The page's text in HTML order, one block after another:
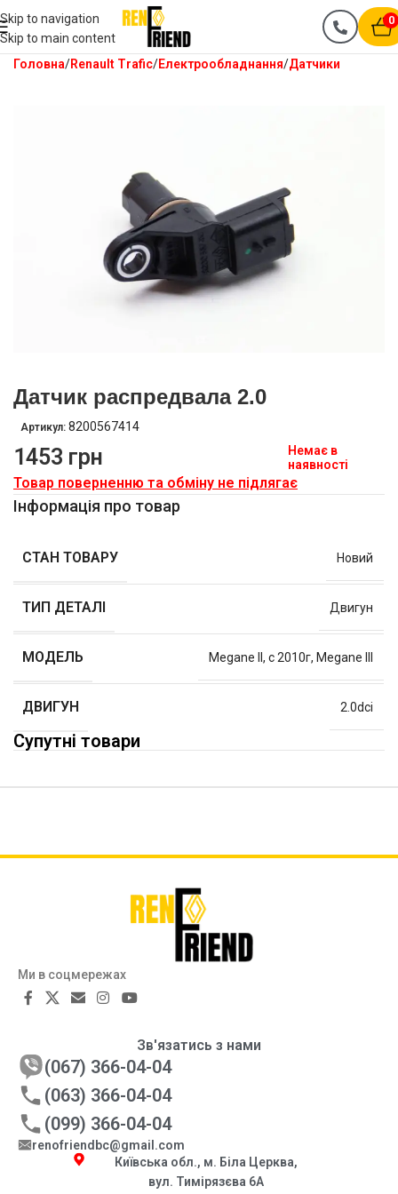
Skip to navigation
Skip to main content
0
Головна Renault Trafic Електрообладнання Датчики
Датчик распредвала 2.0
Артикул: 8200567414
1453 грн
Немає в
наявності
Товар поверненню та обміну не підлягає
Інформація про товар
СТАН ТОВАРУ Новий
ТИП ДЕТАЛІ Двигун
МОДЕЛЬ Megane II , c 2010г, Megane III
ДВИГУН 2.0dci
Супутні товари
Ми в соцмережах
Зв'язатись з нами
(067) 366-04-04
(063) 366-04-04
(099) 366-04-04
renofriendbc@gmail.com
Київська обл., м. Біла Церква,
вул. Тимірязєва 6А